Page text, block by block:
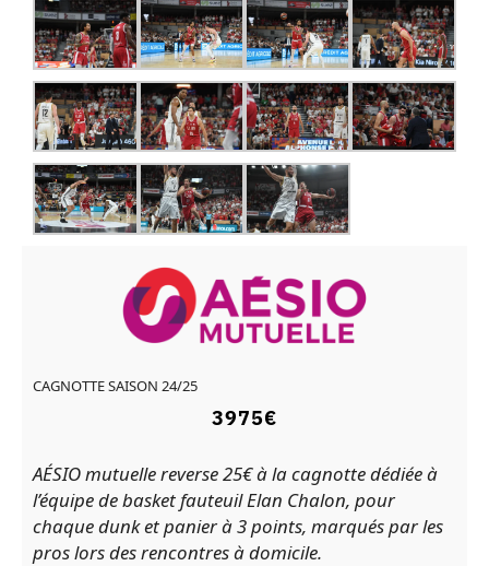
CAGNOTTE SAISON 24/25
3975€
AÉSIO mutuelle reverse 25€ à lacagnotte dédiée à
l’équipe de basket fauteuil Elan Chalon, pour
chaque dunk et panier à 3 points, marqués par les
pros lors des rencontres à domicile.